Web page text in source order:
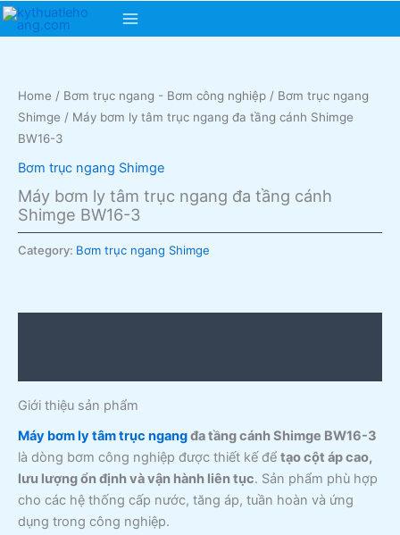
Skip
Main
Home / Bơm trục ngang - Bơm công nghiệp / Bơm trục ngang
Shimge / Máy bơm ly tâm trục ngang đa tầng cánh Shimge
BW16-3
Bơm trục ngang Shimge
Máy bơm ly tâm trục ngang đa tầng cánh
Shimge BW16-3
Category: Bơm trục ngang Shimge
Giới thiệu sản phẩm
Máy bơm ly tâm trục ngangđa tầng cánh Shimge BW16-3
là dòng bơm công nghiệp được thiết kế để tạo cột áp cao,
lưu lượng ổn định và vận hành liên tục. Sản phẩm phù hợp
cho các hệ thống cấp nước, tăng áp, tuần hoàn và ứng
dụng trong công nghiệp.